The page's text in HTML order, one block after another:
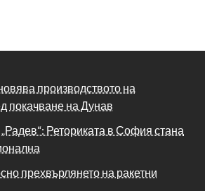
производството на
покачване на Дунав
Реториката в София стана
прехвърлянето на ракетни